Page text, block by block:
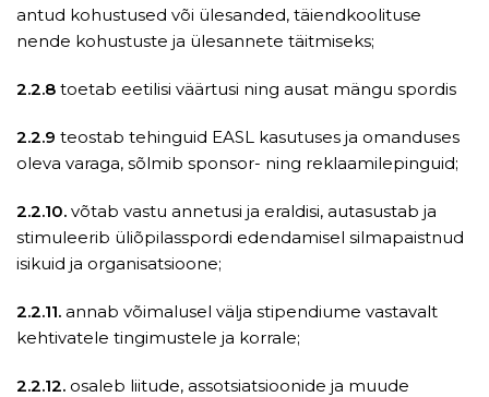
antud kohustused või ülesanded, täiendkoolituse
nende kohustuste ja ülesannete täitmiseks;
2.2.8 toetab eetilisi väärtusi ning ausat mängu spordis
2.2.9 teostab tehinguid EASL kasutuses ja omanduses
oleva varaga, sõlmib sponsor- ning reklaamilepinguid;
2.2.10. võtab vastu annetusi ja eraldisi, autasustab ja
stimuleerib üliõpilasspordi edendamisel silmapaistnud
isikuid ja organisatsioone;
2.2.11. annab võimalusel välja stipendiume vastavalt
kehtivatele tingimustele ja korrale;
2.2.12. osaleb liitude, assotsiatsioonide ja muude